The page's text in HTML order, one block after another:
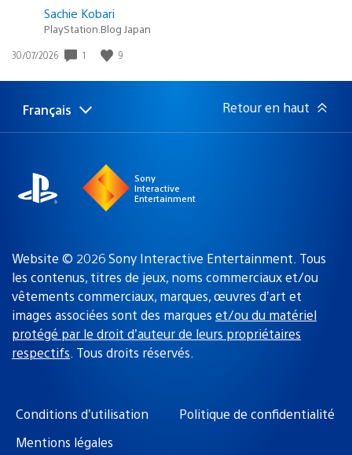
Sachie Kobari
PlayStation.Blog Japan
Date
publication
30/07/2026 1 9
Choisir
Région
Français Retour en haut
Sony
Interactive
Entertainment
Website © 2026 Sony Interactive Entertainment. Tous
les contenus, titres de jeux, noms commerciaux et/ou
vêtements commerciaux, marques, œuvres d’art et
images associées sont des marques et/ou du matériel
protégé par le droit d’auteur de leurs propriétaires
respectifs. Tous droits réservés.
Conditions d’utilisation
Politique de confidentialité
Mentions légales